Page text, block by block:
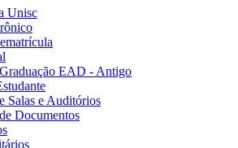
Unisc
EAD - Antigo
Salas e Auditórios
Documentos